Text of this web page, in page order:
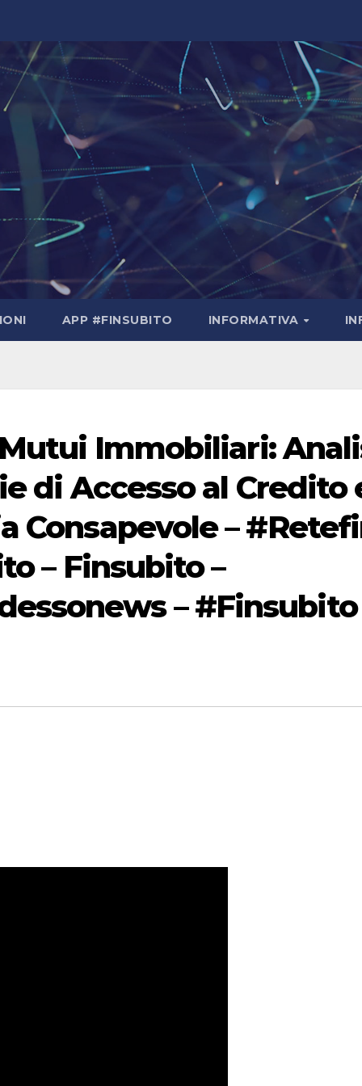
APP #FINSUBITO INFORMATIVA
Immobiliari:
di Accesso al Credito
Consapevole –
– Finsubito –
– #Finsubito